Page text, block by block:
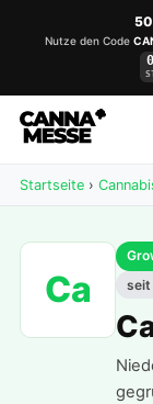
Nutze den Code
Startseite ›
Ca
seit